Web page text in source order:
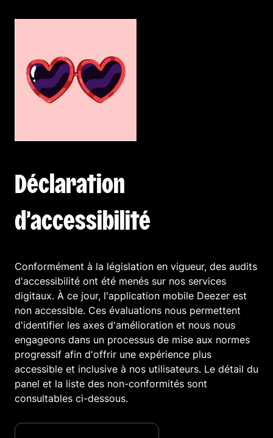
Déclaration
d’accessibilité
Conformément à la législation en vigueur, des audits
d'accessibilité ont été menés sur nos services
digitaux. À ce jour, l'application mobile Deezer est
non accessible. Ces évaluations nous permettent
d'identifier les axes d'amélioration et nous nous
engageons dans un processus de mise aux normes
progressif afin d'offrir une expérience plus
accessible et inclusive à nos utilisateurs. Le détail du
panel et la liste des non-conformités sont
consultables ci-dessous.